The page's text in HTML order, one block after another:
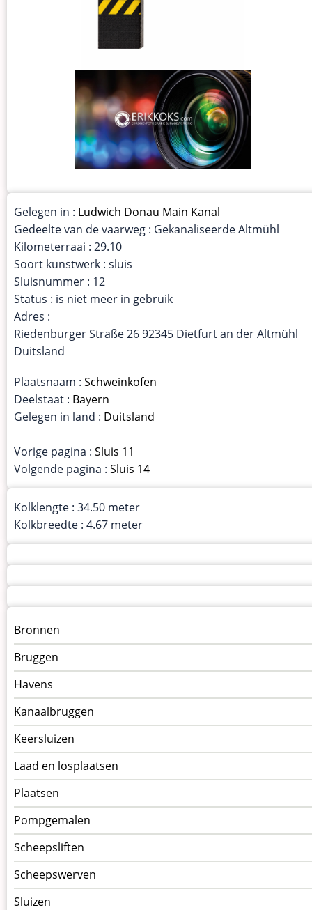
Gelegen in : Ludwich Donau Main Kanal
Gedeelte van de vaarweg : Gekanaliseerde Altmühl
Kilometerraai : 29.10
Soort kunstwerk : sluis
Sluisnummer : 12
Status : is niet meer in gebruik
Adres :
Riedenburger Straße 26 92345 Dietfurt an der Altmühl
Duitsland
Plaatsnaam : Schweinkofen
Deelstaat : Bayern
Gelegen in land : Duitsland
Vorige pagina : Sluis 11
Volgende pagina : Sluis 14
Kolklengte : 34.50 meter
Kolkbreedte : 4.67 meter
Menu
kunstwerken
op
kunstwerkpagina
Bronnen
Bruggen
Havens
Kanaalbruggen
Keersluizen
Laad en losplaatsen
Plaatsen
Pompgemalen
Scheepsliften
Scheepswerven
Sluizen